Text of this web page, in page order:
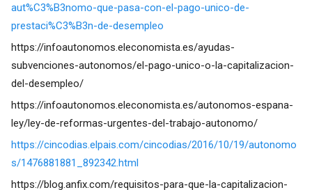
aut%C3%B3nomo-que-pasa-con-el-pago-unico-de-
prestaci%C3%B3n-de-desempleo
https://infoautonomos.eleconomista.es/ayudas-
subvenciones-autonomos/el-pago-unico-o-la-capitalizacion-
del-desempleo/
https://infoautonomos.eleconomista.es/autonomos-espana-
ley/ley-de-reformas-urgentes-del-trabajo-autonomo/
https://cincodias.elpais.com/cincodias/2016/10/19/autonomo
s/1476881881_892342.html
https://blog.anfix.com/requisitos-para-que-la-capitalizacion-